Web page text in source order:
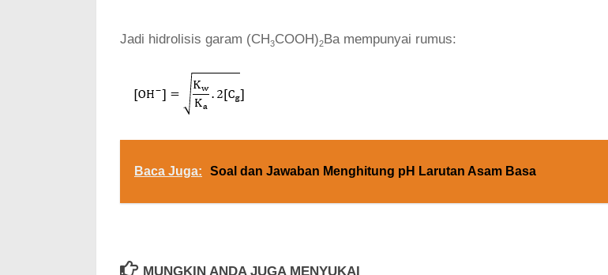
Jadi hidrolisis garam (CH3COOH)2Ba mempunyai rumus:
Baca Juga: Soal dan Jawaban Menghitung pH Larutan Asam Basa
MUNGKIN ANDA JUGA MENYUKAI